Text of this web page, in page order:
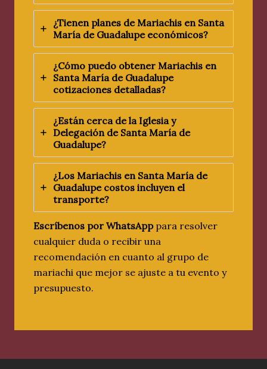
¿Tienen planes de Mariachis en Santa
María de Guadalupe económicos?
¿Cómo puedo obtener Mariachis en
Santa María de Guadalupe
cotizaciones detalladas?
¿Están cerca de la Iglesia y
Delegación de Santa María de
Guadalupe?
¿Los Mariachis en Santa María de
Guadalupe costos incluyen el
transporte?
Escríbenos por WhatsApppara resolver
cualquier duda o recibir una
recomendación en cuanto al grupo de
mariachi que mejor se ajuste a tu evento y
presupuesto.